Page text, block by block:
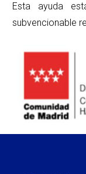
Esta ayuda
subvencionable